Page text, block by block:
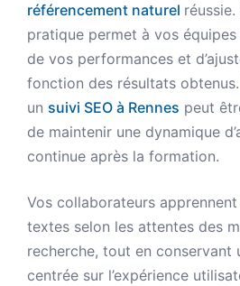
référencement naturel
pratique permet à vos équipes
de vos performances et
fonction des résultats
un suivi SEO à Rennes peut
de maintenir une dynamique
continue après la formation.
Vos collaborateurs
textes selon les attentes des
recherche, tout en conservant
centrée sur l’expérience